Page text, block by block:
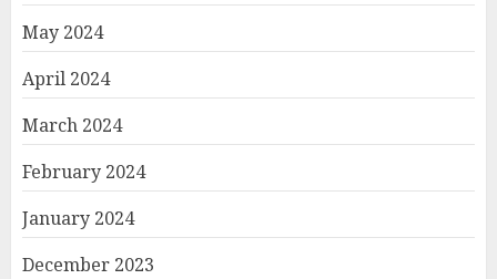
May 2024
April 2024
March 2024
February 2024
January 2024
December 2023